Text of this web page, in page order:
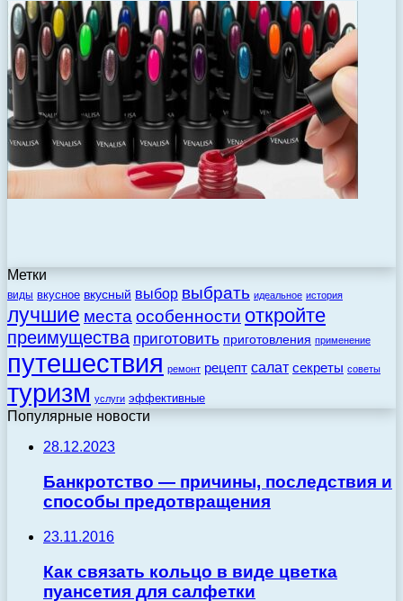
Метки
виды вкусное вкусный выбор выбрать идеальное история
лучшие местаособенности откройте
преимущества приготовить приготовления применение
путешествия ремонт рецепт салат секреты советы
туризм услуги эффективные
Популярные новости
28.12.2023
Банкротство — причины, последствия и
способы предотвращения
23.11.2016
Как связать кольцо в виде цветка
пуансетия для салфетки